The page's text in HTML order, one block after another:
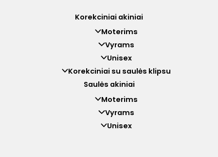
Korekciniai akiniai
Moterims
Vyrams
Unisex
Korekciniai su saulės klipsu
Saulės akiniai
Moterims
Vyrams
Unisex